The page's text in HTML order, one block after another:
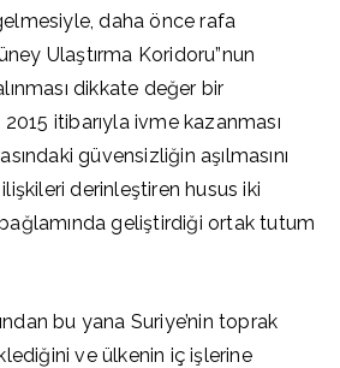
daha önce rafa
Ulaştırma Koridoru”nun
dikkate değer bir
itibarıyla ivme kazanması
güvensizliğin aşılmasını
ilişkileri derinleştiren husus iki
geliştirdiği ortak tutum
bu yana Suriye’nin toprak
ve ülkenin iç işlerine